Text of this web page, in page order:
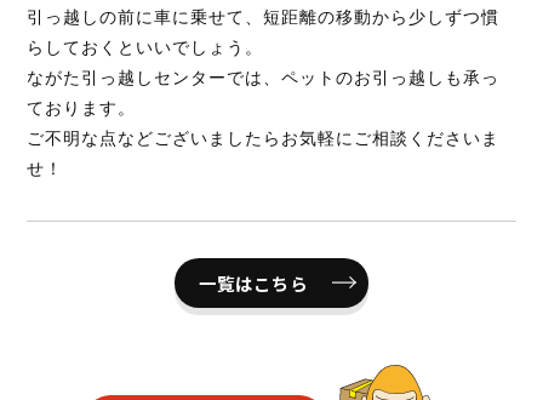
引っ越しの前に車に乗せて、短距離の移動から少しずつ慣
らしておくといいでしょう。
ながた引っ越しセンターでは、ペットのお引っ越しも承っ
ております。
ご不明な点などございましたらお気軽にご相談くださいま
せ！
一覧はこちら